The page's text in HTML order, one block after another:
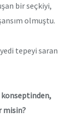
bir seçkiyi,
olmuştu.
tepeyi saran
misin?